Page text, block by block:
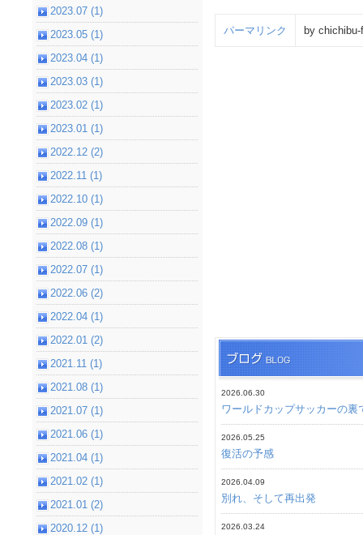
パーマリンク by
2026.06.30
ワールドカップサッカーの裏
2026.05.25
復活の予感
2026.04.09
別れ、そして再出発
2026.03.24
2023.07 (1)
2023.05 (1)
2023.04 (1)
2023.03 (1)
2023.02 (1)
2023.01 (1)
2022.12 (2)
2022.11 (1)
2022.10 (1)
2022.09 (1)
2022.08 (1)
2022.07 (1)
2022.06 (2)
2022.04 (1)
2022.01 (2)
2021.11 (1)
2021.08 (1)
2021.07 (1)
2021.06 (1)
2021.04 (1)
2021.02 (1)
2021.01 (2)
2020.12 (1)